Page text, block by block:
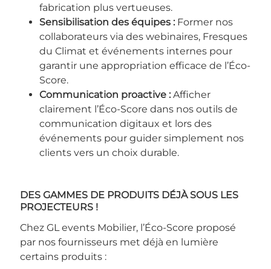
fabrication plus vertueuses.
Sensibilisation des équipes :Former nos
collaborateurs via des webinaires, Fresques
du Climat et événements internes pour
garantir une appropriation efficace de l’Éco-
Score.
Communication proactive :Afficher
clairement l’Éco-Score dans nos outils de
communication digitaux et lors des
événements pour guider simplement nos
clients vers un choix durable.
DES GAMMES DE PRODUITS DÉJÀ SOUS LES
PROJECTEURS !
Chez GL events Mobilier, l’Éco-Score proposé
par nos fournisseurs met déjà en lumière
certains produits :